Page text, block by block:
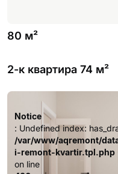
80 м²
: Undefined index:
/var/www/aqremont/
i-remont-kvartir.tpl.php
on line
480
2-к квартира 74 м²
Notice
: Undefined index:
/var/www/aqremont/
i-remont-kvartir.tpl.php
on line